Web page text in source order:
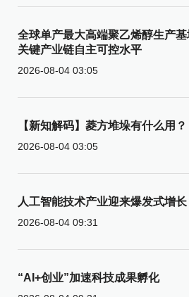
全球单产最大高端聚乙烯醇生产
关键产业链自主可控水平
2026-08-04 03:05
【新知解码】菱方堆垛有什么用？
2026-08-04 03:05
人工智能技术产业迎来爆发式增长
2026-08-04 09:31
“AI+创业”加速科技成果孵化